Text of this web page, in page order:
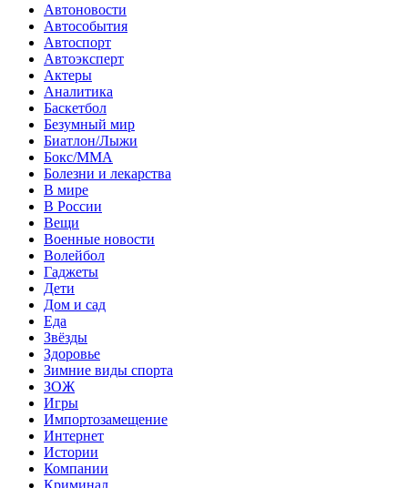
Автоновости
Автособытия
Автоспорт
Автоэксперт
Актеры
Аналитика
Баскетбол
Безумный мир
Биатлон/Лыжи
Бокс/MMA
Болезни и лекарства
В мире
В России
Вещи
Военные новости
Волейбол
Гаджеты
Дети
Дом и сад
Еда
Звёзды
Здоровье
Зимние виды спорта
ЗОЖ
Игры
Импортозамещение
Интернет
Истории
Компании
Криминал